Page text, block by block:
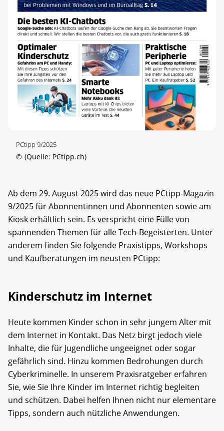
PCtipp 9/2025
© (Quelle: PCtipp.ch)
Ab dem 29. August 2025 wird das neue PCtipp-Magazin
9/2025 für Abonnentinnen und Abonnenten sowie am
Kiosk erhältlich sein. Es verspricht eine Fülle von
spannenden Themen für alle Tech-Begeisterten. Unter
anderem finden Sie folgende Praxistipps, Workshops
und Kaufberatungen im neusten PCtipp:
Kinderschutz im Internet
Heute kommen Kinder schon in sehr jungem Alter mit
dem Internet in Kontakt. Das Netz birgt jedoch viele
Inhalte, die für Jugendliche ungeeignet oder sogar
gefährlich sind. Hinzu kommen Bedrohungen durch
Cyberkriminelle. In unserem Praxisratgeber er­fahren
Sie, wie Sie Ihre Kinder im Internet richtig begleiten
und schützen. Dabei helfen Ihnen nicht nur elementare
Tipps, sondern auch nützliche Anwendungen.